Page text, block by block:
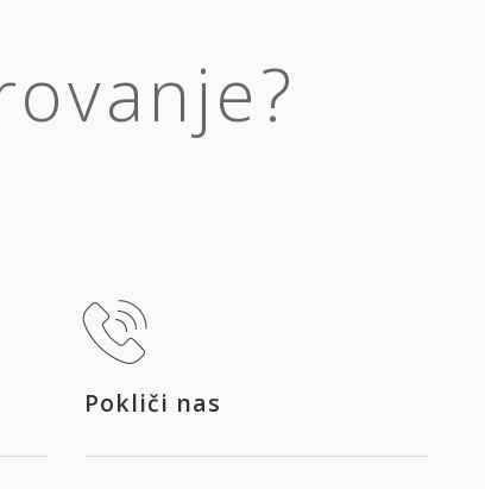
Pokliči nas